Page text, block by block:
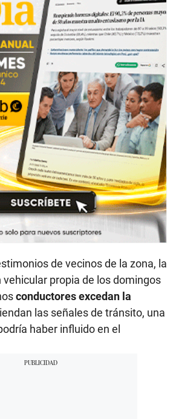
de vecinos de la zona, la
propia de los domingos
conductores excedan la
las señales de tránsito, una
haber influido en el